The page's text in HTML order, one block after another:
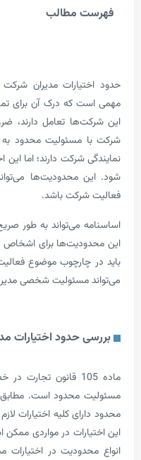
مطالب
مدیران شرکت با
که درک آن برای تمامی شرکا،
تعامل دارند، ضروری است.
محدود به طور کلی
شرکت دارند؛ اما این اختیارات
محدودیت‌ها می‌تواند ناشی از
باشد.
می‌تواند به طور صریح برخی
برای اشخاص ثالث نیز
موضوع فعالیت شرکت عمل
شخصی مدیر را به دنبال
حدود اختیارات مدیران
ماده 105 قانون تجارت در خصوص
محدود است. مطابق با این ماده
کلیه اختیارات لازم برای اداره
در مواردی ممکن است با
در اختیارات مدیران